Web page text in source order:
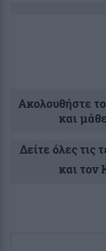
Ακολουθήστε το
και
Δείτε όλες τις
και τον